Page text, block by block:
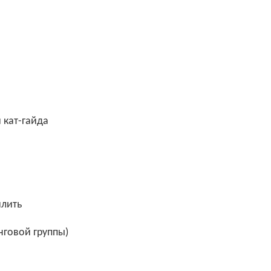
гайда
группы)